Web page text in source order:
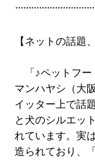
【ネットの話題
「♪ペットフー
マンハヤシ（大
イッター上で話
と犬のシルエッ
れています。実
造られており、